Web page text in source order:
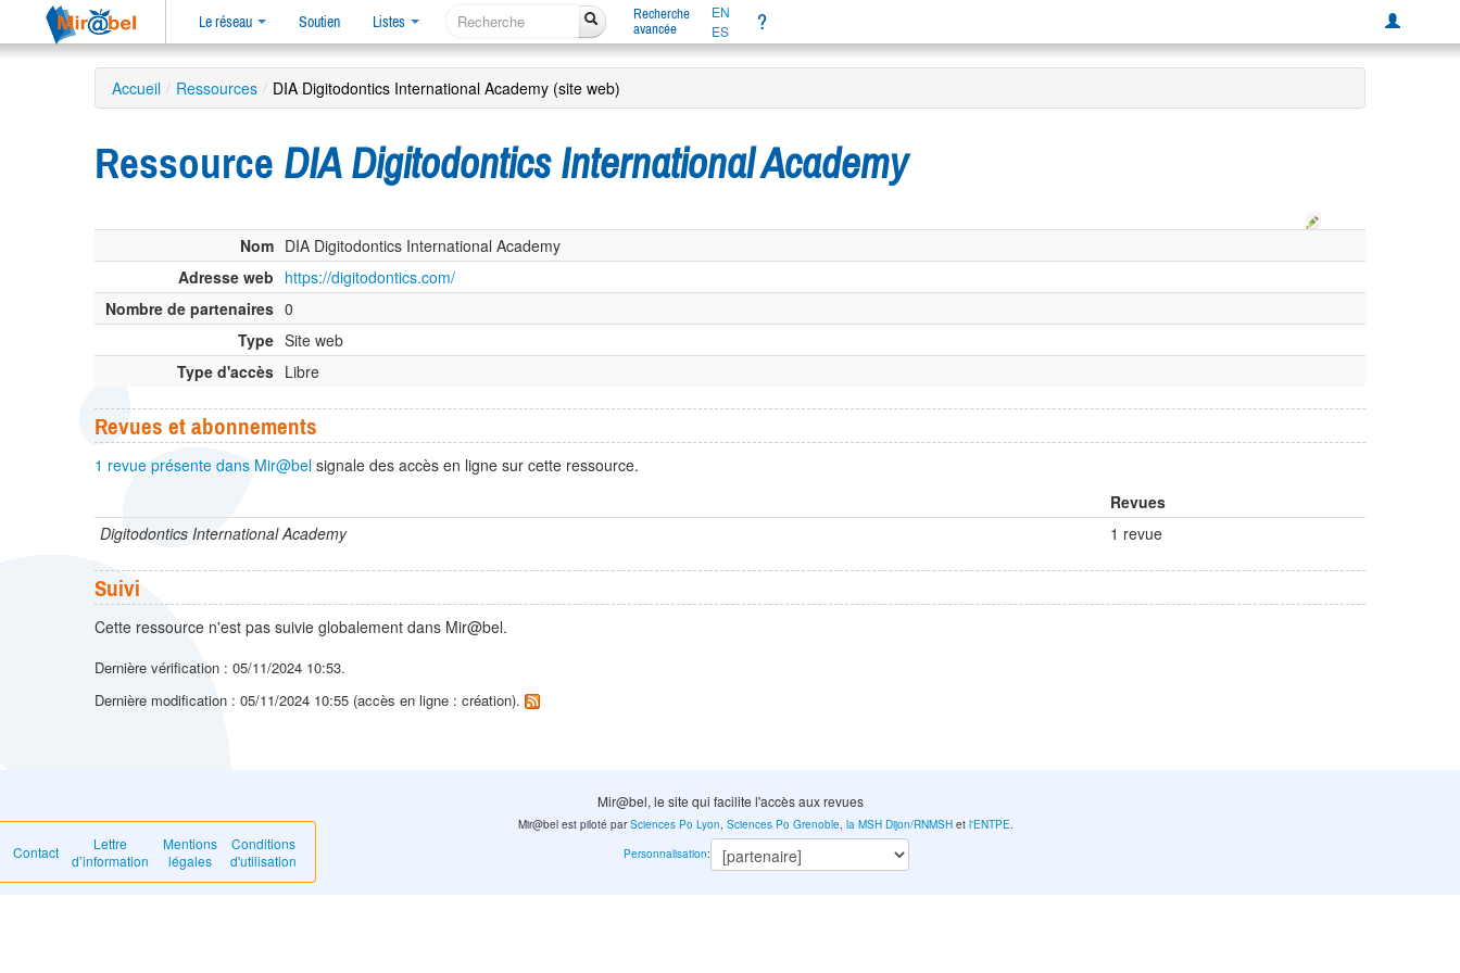
Le réseau Soutien Listes
Recherche
avancée
EN
ES
?
Accueil / Ressources / DIA Digitodontics International Academy (site web)
Ressource DIA Digitodontics International Academy
Nom DIA Digitodontics International Academy
Adresse web https://digitodontics.com/
Nombre de partenaires 0
Type Site web
Type d'accès Libre
Revues et abonnements
1 revue présente dans Mir@bel signale des accès en ligne sur cette ressource.
Revues
Digitodontics International Academy
1 revue
Suivi
Cette ressource n'est pas suivie globalement dans Mir@bel.
Dernière vérification : 05/11/2024 10:53.
Dernière modification : 05/11/2024 10:55 (accès en ligne : création).
Mir@bel, le site qui facilite l'accès aux revues
Contact
Lettre
d’information
Mentions
légales
Conditions
d'utilisation
Mir@bel est piloté parSciences Po Lyon,Sciences Po Grenoble,la MSH Dijon/RNMSH etl'ENTPE.
Personnalisation: